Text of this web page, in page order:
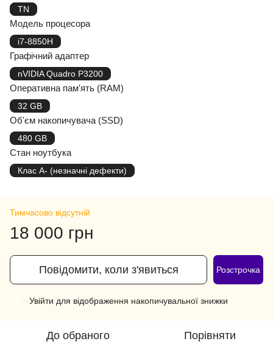
TN
Модель процесора
i7-8850H
Графічний адаптер
nVIDIA Quadro P3200
Оперативна пам'ять (RAM)
32 GB
Об'єм накопичувача (SSD)
480 GB
Стан ноутбука
Клас A- (незначні дефекти)
Тимчасово відсутній
18 000 грн
Повідомити, коли з'явиться Розстрочка
Увійти для відображення накопичувальної знижки
До обраного Порівняти